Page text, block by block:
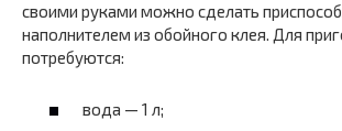
своими руками можно сделать
наполнителем из обойного клея. Для
потребуются:
вода — 1 л;